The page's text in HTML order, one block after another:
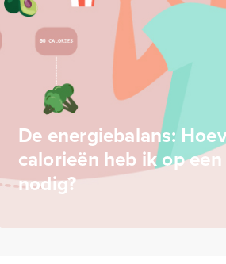
De energiebalans:
calorieën heb ik op
nodig?